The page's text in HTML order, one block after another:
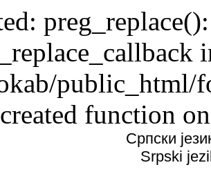
public_html/
function
Српски
Srpski